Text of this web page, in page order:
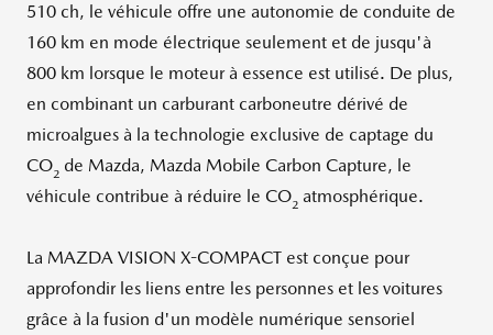
510 ch, le véhicule offre une autonomie de conduite de
160 km en mode électrique seulement et de jusqu'à
800 km lorsque le moteur à essence est utilisé. De plus,
en combinant un carburant carboneutre dérivé de
microalgues à la technologie exclusive de captage du
CO2 de Mazda, Mazda Mobile Carbon Capture, le
véhicule contribue à réduire le CO2 atmosphérique.
La MAZDA VISION X-COMPACT est conçue pour
approfondir les liens entre les personnes et les voitures
grâce à la fusion d'un modèle numérique sensoriel